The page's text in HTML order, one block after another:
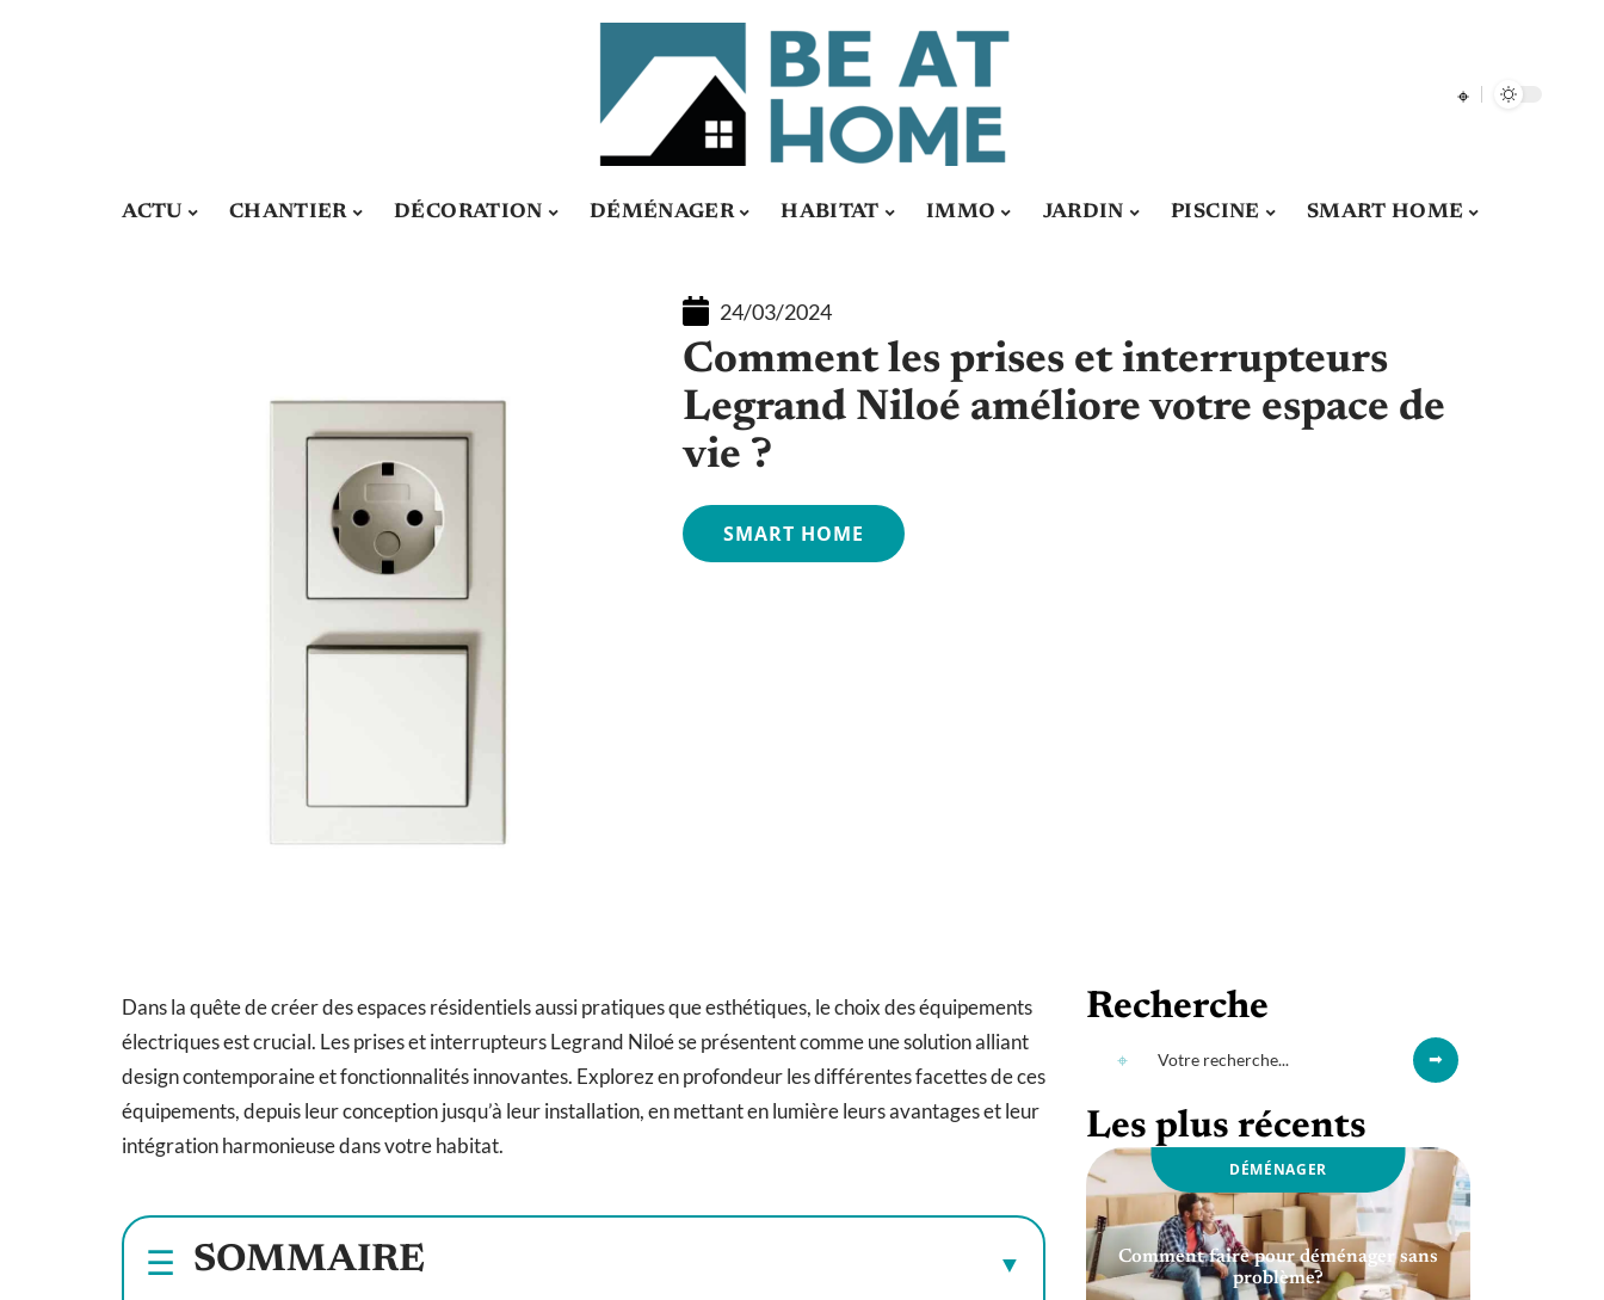
ACTU CHANTIER DÉCORATION DÉMÉNAGER HABITAT IMMO JARDIN PISCINE SMART HOME
24/03/2024
Comment les prises et interrupteurs
Legrand Niloé améliore votre espace de
vie ?
SMART HOME
Dans la quête de créer des espaces résidentiels aussi pratiques que esthétiques, le choix des équipements
électriques est crucial. Les prises et interrupteurs Legrand Niloé se présentent comme une solution alliant
design contemporaine et fonctionnalités innovantes. Explorez en profondeur les différentes facettes de ces
équipements, depuis leur conception jusqu’à leur installation, en mettant en lumière leurs avantages et leur
intégration harmonieuse dans votre habitat.
SOMMAIRE
Recherche
Les plus récents
DÉMÉNAGER
Comment faire pour déménager sans
problème?